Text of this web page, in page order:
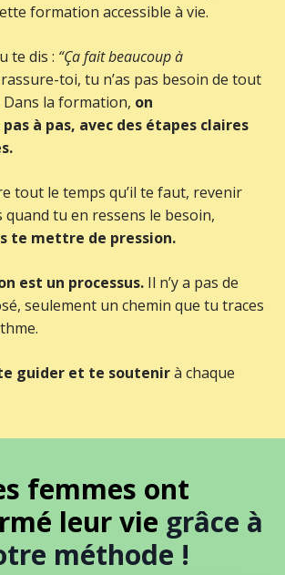
formation accessible à vie.
te dis : “Ça fait beaucoup à
toi, tu n’as pas besoin de tout
Dans la formation, on
à pas, avec des étapes claires
tout le temps qu’il te faut, revenir
quand tu en ressens le besoin,
te mettre de pression.
est un processus. Il n’y a pas de
seulement un chemin que tu traces
guider et te soutenirà chaque
femmes ont
leur vie grâce à
méthode !